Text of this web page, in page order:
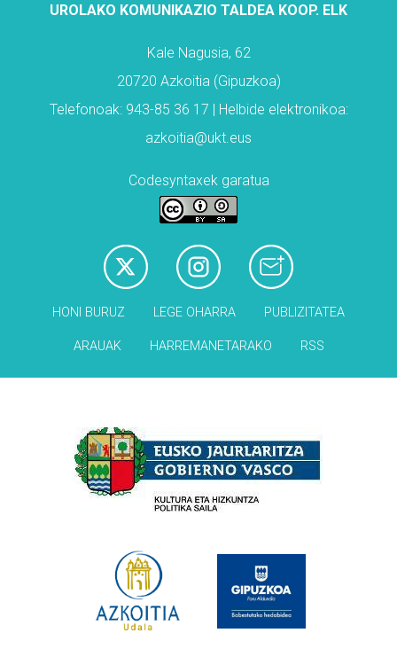
UROLAKO KOMUNIKAZIO TALDEA KOOP. ELK
Kale Nagusia, 62
20720 Azkoitia (Gipuzkoa)
Telefonoak: 943-85 36 17 | Helbide elektronikoa:
azkoitia@ukt.eus
Codesyntaxek garatua
HONI BURUZ LEGE OHARRA PUBLIZITATEA
ARAUAK HARREMANETARAKO RSS